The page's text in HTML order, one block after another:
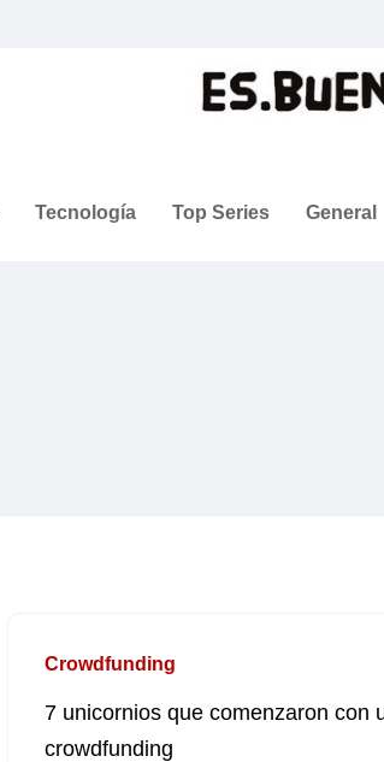
Tecnología Top Series General
Crowdfunding
7 unicornios que comenzaron con
crowdfunding